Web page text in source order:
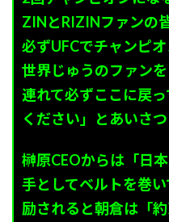
ZINとRIZINファンの
必ずUFCでチャンピ
世界じゅうのファンを
連れて必ずここに戻
ください」とあいさつ
榊原CEOからは「日
手としてベルトを巻
励されると朝倉は「